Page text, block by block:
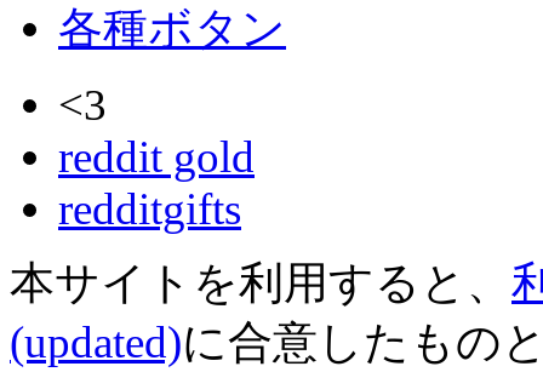
各種ボタン
<3
reddit gold
redditgifts
本サイトを利用すると、
(updated)に合意したもの